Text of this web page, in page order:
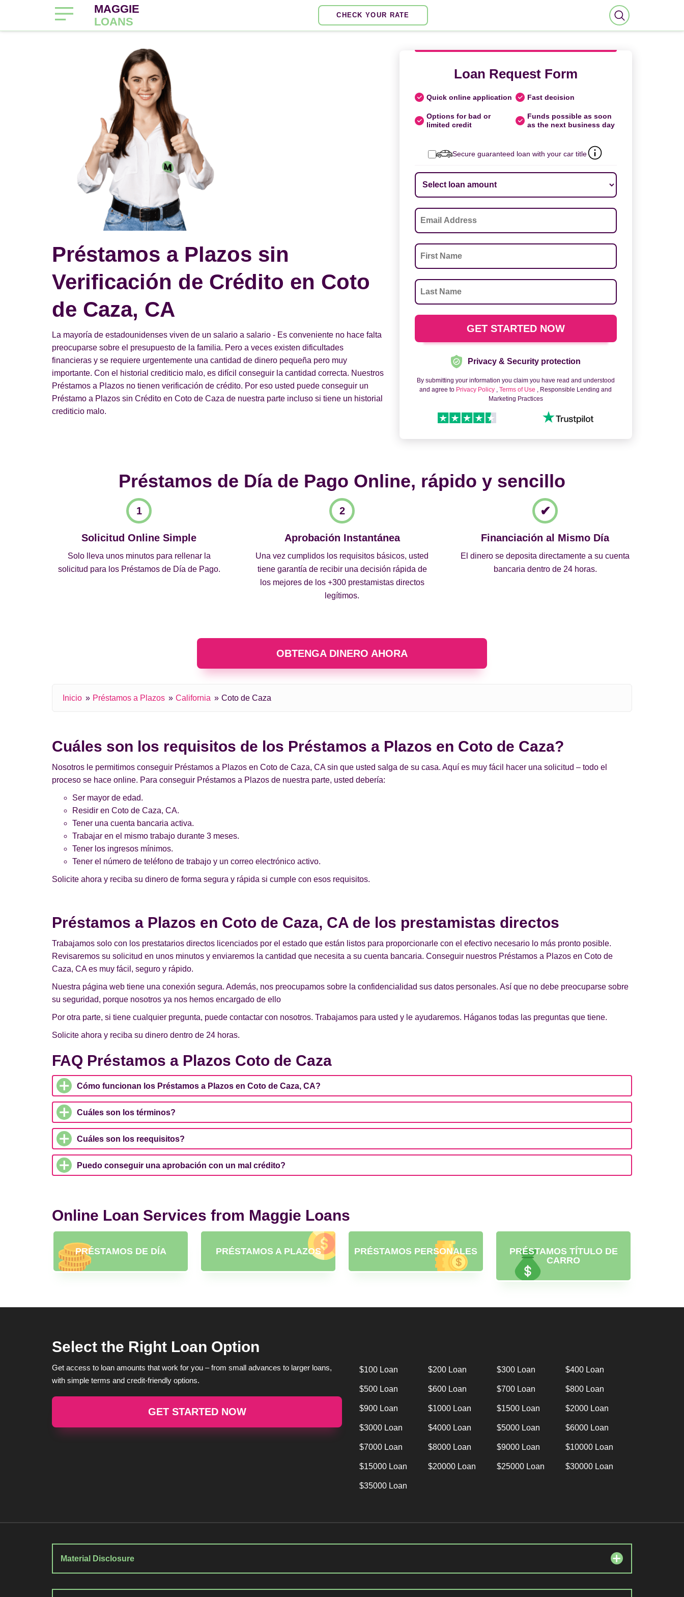
MAGGIE
LOANS
CHECK YOUR RATE
Préstamos a Plazos sin
Verificación de Crédito en Coto
de Caza, CA
La mayoría de estadounidenses viven de un salario a salario - Es conveniente no hace falta
preocuparse sobre el presupuesto de la familia. Pero a veces existen dificultades
financieras y se requiere urgentemente una cantidad de dinero pequeña pero muy
importante. Con el historial crediticio malo, es difícil conseguir la cantidad correcta. Nuestros
Préstamos a Plazos no tienen verificación de crédito. Por eso usted puede conseguir un
Préstamo a Plazos sin Crédito en Coto de Caza de nuestra parte incluso si tiene un historial
crediticio malo.
Loan Request Form
Quick online application Fast decision
Options for bad or
limited credit
Funds possible as soon
as the next business day
Secure guaranteed loan with your car title
Privacy & Security protection
By submitting your information you claim you have read and understood
and agree to Privacy Policy ,Terms of Use , Responsible Lending and
Marketing Practices
Préstamos de Día de Pago Online, rápido y sencillo
Solicitud Online Simple
Solo lleva unos minutos para rellenar la
solicitud para los Préstamos de Día de Pago.
Aprobación Instantánea
Una vez cumplidos los requisitos básicos, usted
tiene garantía de recibir una decisión rápida de
los mejores de los +300 prestamistas directos
legítimos.
Financiación al Mismo Día
El dinero se deposita directamente a su cuenta
bancaria dentro de 24 horas.
OBTENGA DINERO AHORA
Inicio Préstamos a Plazos California Coto de Caza
Cuáles son los requisitos de los Préstamos a Plazos en Coto de Caza?
Nosotros le permitimos conseguir Préstamos a Plazos en Coto de Caza, CA sin que usted salga de su casa. Aquí es muy fácil hacer una solicitud – todo el
proceso se hace online. Para conseguir Préstamos a Plazos de nuestra parte, usted debería:
Ser mayor de edad.
Residir en Coto de Caza, CA.
Tener una cuenta bancaria activa.
Trabajar en el mismo trabajo durante 3 meses.
Tener los ingresos mínimos.
Tener el número de teléfono de trabajo y un correo electrónico activo.
Solicite ahora y reciba su dinero de forma segura y rápida si cumple con esos requisitos.
Préstamos a Plazos en Coto de Caza, CA de los prestamistas directos
Trabajamos solo con los prestatarios directos licenciados por el estado que están listos para proporcionarle con el efectivo necesario lo más pronto posible.
Revisaremos su solicitud en unos minutos y enviaremos la cantidad que necesita a su cuenta bancaria. Conseguir nuestros Préstamos a Plazos en Coto de
Caza, CA es muy fácil, seguro y rápido.
Nuestra página web tiene una conexión segura. Además, nos preocupamos sobre la confidencialidad sus datos personales. Así que no debe preocuparse sobre
su seguridad, porque nosotros ya nos hemos encargado de ello
Por otra parte, si tiene cualquier pregunta, puede contactar con nosotros. Trabajamos para usted y le ayudaremos. Háganos todas las preguntas que tiene.
Solicite ahora y reciba su dinero dentro de 24 horas.
FAQ Préstamos a Plazos Coto de Caza
Cómo funcionan los Préstamos a Plazos en Coto de Caza, CA?
Cuáles son los términos?
Cuáles son los reequisitos?
Puedo conseguir una aprobación con un mal crédito?
Online Loan Services from Maggie Loans
PRÉSTAMOS DE DÍA PRÉSTAMOS A PLAZOS PRÉSTAMOS PERSONALES
PRÉSTAMOS TÍTULO DE
CARRO
Select the Right Loan Option
Get access to loan amounts that work for you – from small advances to larger loans,
with simple terms and credit-friendly options.
GET STARTED NOW
$100 Loan $200 Loan $300 Loan $400 Loan
$500 Loan $600 Loan $700 Loan $800 Loan
$900 Loan $1000 Loan $1500 Loan $2000 Loan
$3000 Loan $4000 Loan $5000 Loan $6000 Loan
$7000 Loan $8000 Loan $9000 Loan $10000 Loan
$15000 Loan $20000 Loan $25000 Loan $30000 Loan
$35000 Loan
Material Disclosure